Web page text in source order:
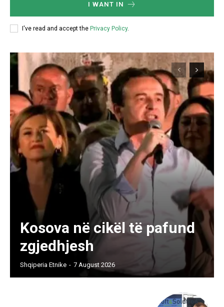
I WANT IN
I've read and accept the Privacy Policy.
Kosova në cikël të pafund
zgjedhjesh
Shqiperia Etnike - 7 August 2026